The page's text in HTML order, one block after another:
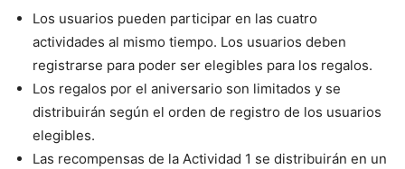
Los usuarios pueden participar en las cuatro
actividades al mismo tiempo. Los usuarios deben
registrarse para poder ser elegibles para los regalos.
Los regalos por el aniversario son limitados y se
distribuirán según el orden de registro de los usuarios
elegibles.
Las recompensas de la Actividad 1 se distribuirán en un